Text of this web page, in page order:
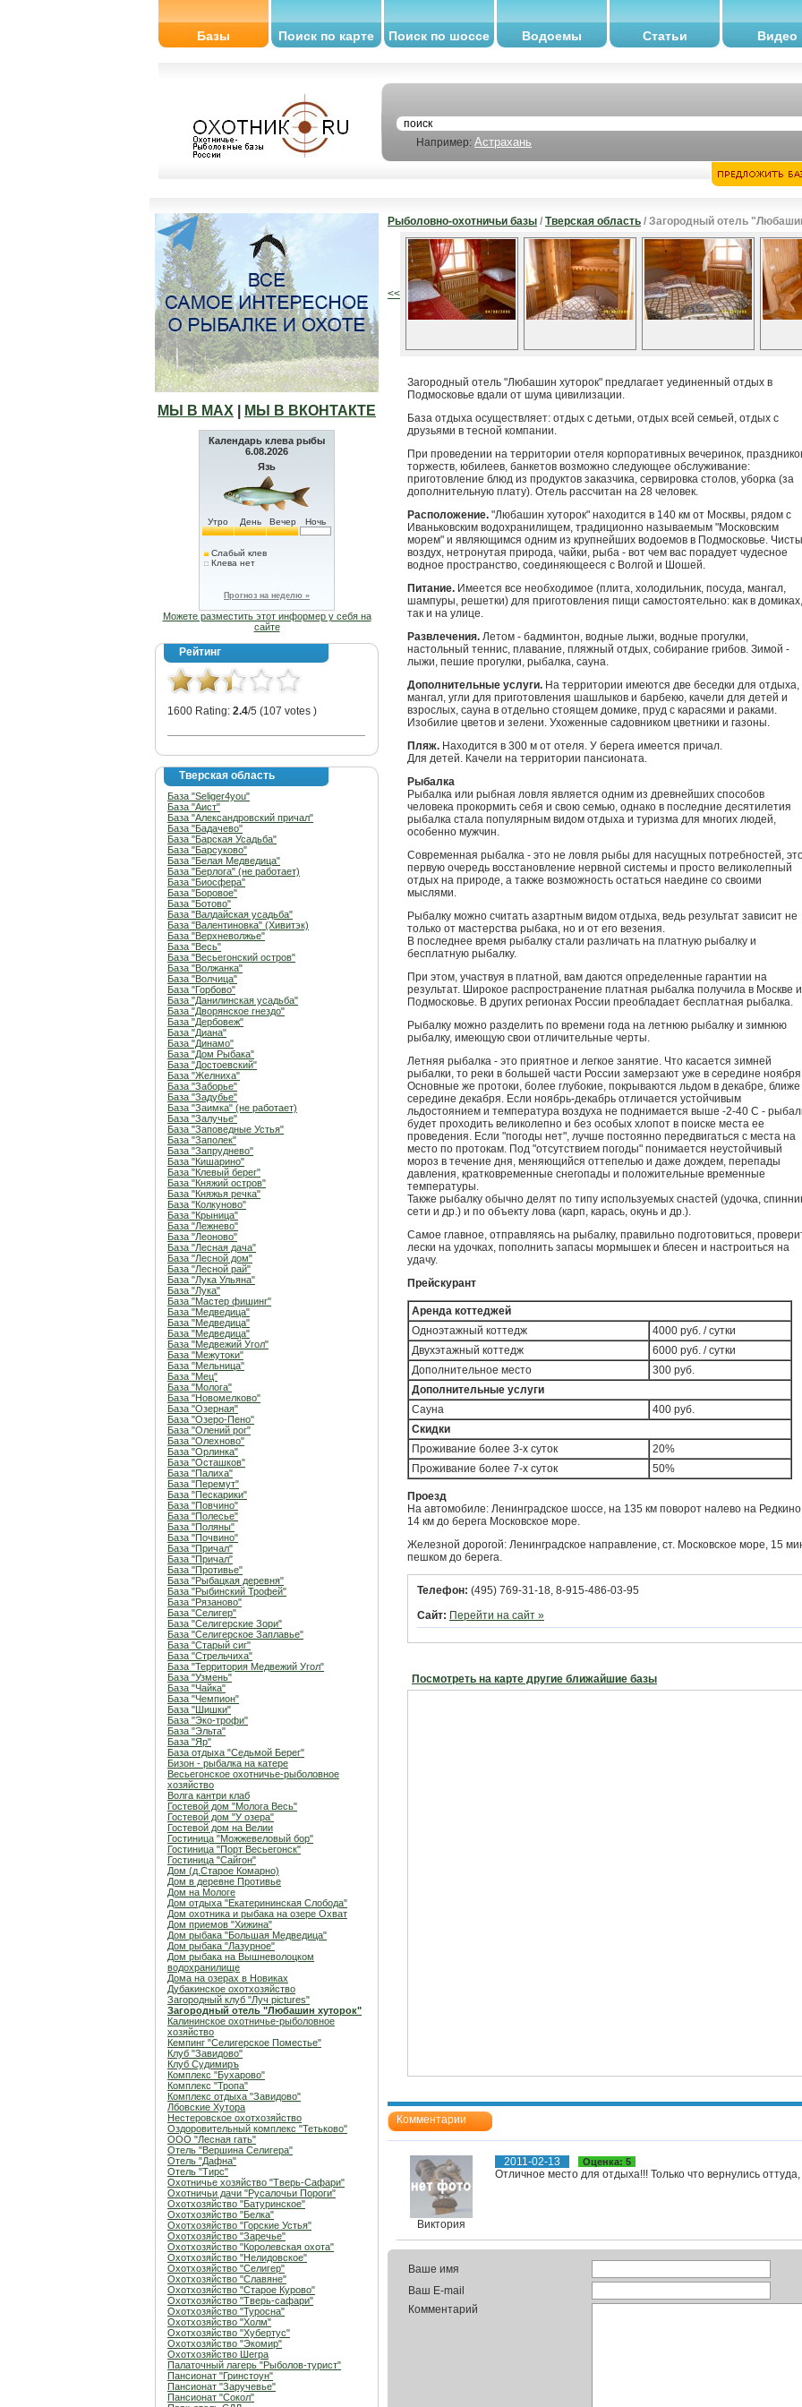
Базы Поиск по карте Поиск по шоссе Водоемы Статьи Видео
Например: Астрахань
МЫ В МАХ МЫ В ВКОНТАКТЕ
Календарь клева рыбы
6.08.2026
Язь
Утро День Вечер Ночь
Слабый клев
Клева нет
Прогноз на неделю »
Можете разместить этот информер у себя на
сайте
Рейтинг
1600 Rating: 2.4/5 (107 votes )
Тверская область
База "Seliger4you"
База "Аист"
База "Александровский причал"
База "Бадачево"
База "Барская Усадьба"
База "Барсуково"
База "Белая Медведица"
База "Берлога" (не работает)
База "Биосфера"
База "Боровое"
База "Ботово"
База "Валдайская усадьба"
База "Валентиновка" (Хивитэк)
База "Верхневолжье"
База "Весь"
База "Весьегонский остров"
База "Волжанка"
База "Волчица"
База "Горбово"
База "Данилинская усадьба"
База "Дворянское гнездо"
База "Дербовеж"
База "Диана"
База "Динамо"
База "Дом Рыбака"
База "Достоевский"
База "Желниха"
База "Заборье"
База "Задубье"
База "Заимка" (не работает)
База "Залучье"
База "Заповедные Устья"
База "Заполек"
База "Запруднево"
База "Кишарино"
База "Клевый берег"
База "Княжий остров"
База "Княжья речка"
База "Колкуново"
База "Крыница"
База "Лежнево"
База "Леоново"
База "Лесная дача"
База "Лесной дом"
База "Лесной рай"
База "Лука Ульяна"
База "Лука"
База "Мастер фишинг"
База "Медведица"
База "Медведица"
База "Медведица"
База "Медвежий Угол"
База "Межутоки"
База "Мельница"
База "Мец"
База "Молога"
База "Новомелково"
База "Озерная"
База "Озеро-Пено"
База "Олений рог"
База "Олехново"
База "Орлинка"
База "Осташков"
База "Палиха"
База "Перемут"
База "Пескарики"
База "Повчино"
База "Полесье"
База "Поляны"
База "Почвино"
База "Причал"
База "Причал"
База "Противье"
База "Рыбацкая деревня"
База "Рыбинский Трофей"
База "Рязаново"
База "Селигер"
База "Селигерские Зори"
База "Селигерское Заплавье"
База "Старый сиг"
База "Стрельчиха"
База "Территория Медвежий Угол"
База "Узмень"
База "Чайка"
База "Чемпион"
База "Шишки"
База "Эко-трофи"
База "Эльта"
База "Яр"
База отдыха "Седьмой Берег"
Бизон - рыбалка на катере
Весьегонское охотничье-рыболовное
хозяйство
Волга кантри клаб
Гостевой дом "Молога Весь"
Гостевой дом "У озера"
Гостевой дом на Велии
Гостиница "Можжевеловый бор"
Гостиница "Порт Весьегонск"
Гостиница "Сайгон"
Дом (д.Старое Комарно)
Дом в деревне Противье
Дом на Мологе
Дом отдыха "Екатерининская Слобода"
Дом охотника и рыбака на озере Охват
Дом приемов "Хижина"
Дом рыбака "Большая Медведица"
Дом рыбака "Лазурное"
Дом рыбака на Вышневолоцком
водохранилище
Дома на озерах в Новиках
Дубакинское охотхозяйство
Загородный клуб "Луч pictures"
Загородный отель "Любашин хуторок"
Калининское охотничье-рыболовное
хозяйство
Кемпинг "Селигерское Поместье"
Клуб "Завидово"
Клуб Судимиръ
Комплекс "Бухарово"
Комплекс "Тропа"
Комплекс отдыха "Завидово"
Лбовские Хутора
Нестеровское охотхозяйство
Оздоровительный комплекс "Тетьково"
ООО "Лесная гать"
Отель "Вершина Селигера"
Отель "Дафна"
Отель "Тирс"
Охотничье хозяйство "Тверь-Сафари"
Охотничьи дачи "Русалочьи Пороги"
Охотхозяйство "Батуринское"
Охотхозяйство "Белка"
Охотхозяйство "Горские Устья"
Охотхозяйство "Заречье"
Охотхозяйство "Королевская охота"
Охотхозяйство "Нелидовское"
Охотхозяйство "Селигер"
Охотхозяйство "Славяне"
Охотхозяйство "Старое Курово"
Охотхозяйство "Тверь-сафари"
Охотхозяйство "Туросна"
Охотхозяйство "Холм"
Охотхозяйство "Хубертус"
Охотхозяйство "Экомир"
Охотхозяйство Шегра
Палаточный лагерь "Рыболов-турист"
Пансионат "Гринстоун"
Пансионат "Заручевье"
Пансионат "Сокол"
Рыболовно-охотничьи базы / Тверская область / Загородный отель
<<
Загородный отель "Любашин хуторок" предлагает уединенный отдых в
Подмосковье вдали от шума цивилизации.
База отдыха осуществляет: отдых с детьми, отдых всей семьей, отдых с
друзьями в тесной компании.
При проведении на территории отеля корпоративных вечеринок,
торжеств, юбилеев, банкетов возможно следующее обслуживание:
приготовление блюд из продуктов заказчика, сервировка столов, уборка (за
дополнительную плату). Отель рассчитан на 28 человек.
Расположение. "Любашин хуторок" находится в 140 км от Москвы, рядом с
Иваньковским водохранилищем, традиционно называемым "Московским
морем" и являющимся одним из крупнейших водоемов в Подмосковье.
воздух, нетронутая природа, чайки, рыба - вот чем вас порадует чудесное
водное пространство, соединяющееся с Волгой и Шошей.
Питание. Имеется все необходимое (плита, холодильник, посуда, мангал,
шампуры, решетки) для приготовления пищи самостоятельно: как в домиках,
так и на улице.
Развлечения. Летом - бадминтон, водные лыжи, водные прогулки,
настольный теннис, плавание, пляжный отдых, собирание грибов. Зимой -
лыжи, пешие прогулки, рыбалка, сауна.
Дополнительные услуги. На территории имеются две беседки для отдыха,
мангал, угли для приготовления шашлыков и барбекю, качели для детей и
взрослых, сауна в отдельно стоящем домике, пруд с карасями и раками.
Изобилие цветов и зелени. Ухоженные садовником цветники и газоны.
Пляж. Находится в 300 м от отеля. У берега имеется причал.
Для детей. Качели на территории пансионата.
Рыбалка
Рыбалка или рыбная ловля является одним из древнейших способов
человека прокормить себя и свою семью, однако в последние десятилетия
рыбалка стала популярным видом отдыха и туризма для многих людей,
особенно мужчин.
Современная рыбалка - это не ловля рыбы для насущных потребностей,
первую очередь восстановление нервной системы и просто великолепный
отдых на природе, а также возможность остаться наедине со своими
мыслями.
Рыбалку можно считать азартным видом отдыха, ведь результат зависит не
только от мастерства рыбака, но и от его везения.
В последнее время рыбалку стали различать на платную рыбалку и
бесплатную рыбалку.
При этом, участвуя в платной, вам даются определенные гарантии на
результат. Широкое распространение платная рыбалка получила в Москве и
Подмосковье. В других регионах России преобладает бесплатная рыбалка.
Рыбалку можно разделить по времени года на летнюю рыбалку и зимнюю
рыбалку, имеющую свои отличительные черты.
Летняя рыбалка - это приятное и легкое занятие. Что касается зимней
рыбалки, то реки в большей части России замерзают уже в середине
Основные же протоки, более глубокие, покрываются льдом в декабре, ближе
середине декабря. Если ноябрь-декабрь отличается устойчивым
льдостоянием и температура воздуха не поднимается выше -2-40 С -
будет проходить великолепно и без особых хлопот в поиске места ее
проведения. Если "погоды нет", лучше постоянно передвигаться с места на
место по протокам. Под "отсутствием погоды" понимается неустойчивый
мороз в течение дня, меняющийся оттепелью и даже дождем, перепады
давления, кратковременные снегопады и положительные временные
температуры.
Также рыбалку обычно делят по типу используемых снастей (удочка,
сети и др.) и по объекту лова (карп, карась, окунь и др.).
Самое главное, отправляясь на рыбалку, правильно подготовиться,
лески на удочках, пополнить запасы мормышек и блесен и настроиться на
удачу.
Прейскурант
Аренда коттеджей
Одноэтажный коттедж
4000 руб. / сутки
Двухэтажный коттедж
6000 руб. / сутки
Дополнительное место
300 руб.
Дополнительные услуги
Сауна
400 руб.
Скидки
Проживание более 3-х суток
20%
Проживание более 7-х суток
50%
Проезд
На автомобиле: Ленинградское шоссе, на 135 км поворот налево на
14 км до берега Московское море.
Железной дорогой: Ленинградское направление, ст. Московское море, 15
пешком до берега.
Телефон: (495) 769-31-18, 8-915-486-03-95
Сайт: Перейти на сайт »
Посмотреть на карте другие ближайшие базы
Комментарии
Виктория
2011-02-13 Оценка: 5
Отличное место для отдыха!!! Только что вернулись
Ваше имя
Ваш E-mail
Комментарий